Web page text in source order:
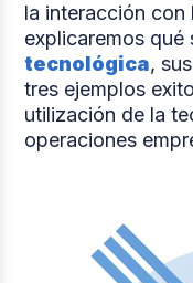
la interacción con
explicaremos qué
tecnológica,
tres ejemplos
utilización de la
operaciones